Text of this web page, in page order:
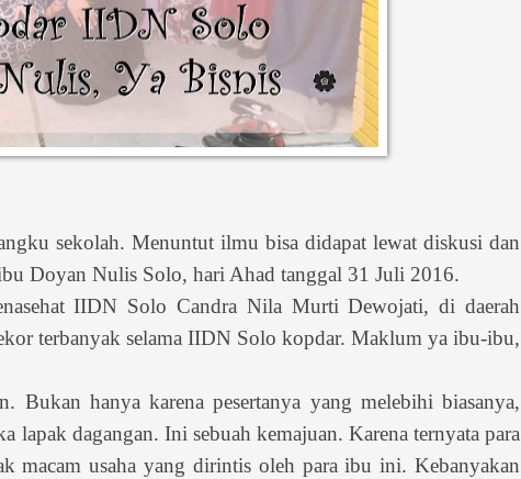
sekolah. Menuntut ilmu bisa didapat lewat diskusi dan
Doyan Nulis Solo, hari Ahad tanggal 31 Juli 2016.
IIDN Solo Candra Nila Murti Dewojati, di daerah
terbanyak selama IIDN Solo kopdar. Maklum ya ibu-ibu,
hanya karena pesertanya yang melebihi biasanya,
lapak dagangan. Ini sebuah kemajuan. Karena ternyata para
usaha yang dirintis oleh para ibu ini. Kebanyakan